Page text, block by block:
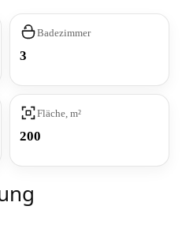
Badezimmer
3
Fläche, m²
200